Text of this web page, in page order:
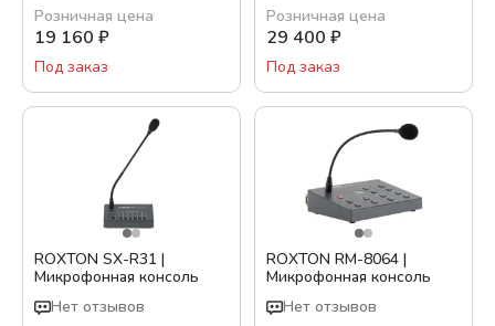
Розничная цена
19 160 ₽
Под заказ
Розничная цена
29 400 ₽
Под заказ
ROXTON SX-R31 |
Микрофонная консоль
Нет отзывов
ROXTON RM-8064 |
Микрофонная консоль
Нет отзывов